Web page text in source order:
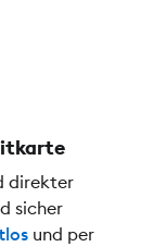
direkter
sicher
und per